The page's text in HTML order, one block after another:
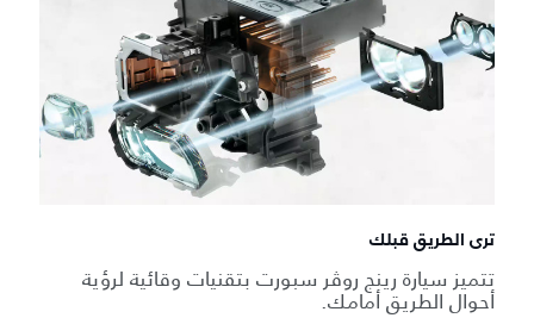
ترى الطريق قبلك
تتميز سيارة رينج روڤر سبورت بتقنيات وقائية لرؤية
أحوال الطريق أمامك.